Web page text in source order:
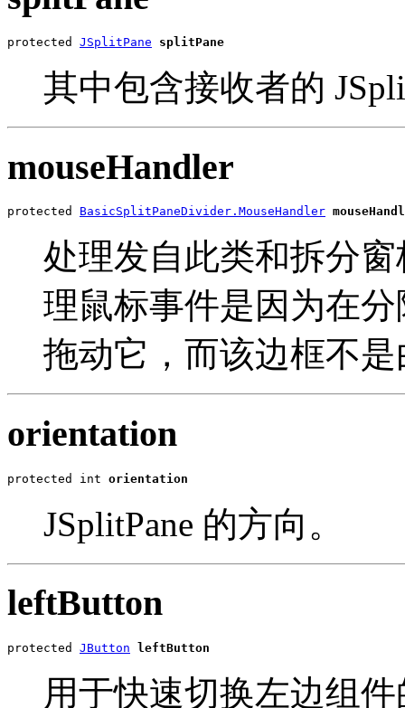
protected JSplitPane splitPane
其中包含接收者的
mouseHandler
protected BasicSplitPaneDivider.MouseHandler
处理发自此类和拆分
理鼠标事件是因为在
拖动它，而该边框不
orientation
protected int orientation
JSplitPane 的方向。
leftButton
protected JButton leftButton
用于快速切换左边组